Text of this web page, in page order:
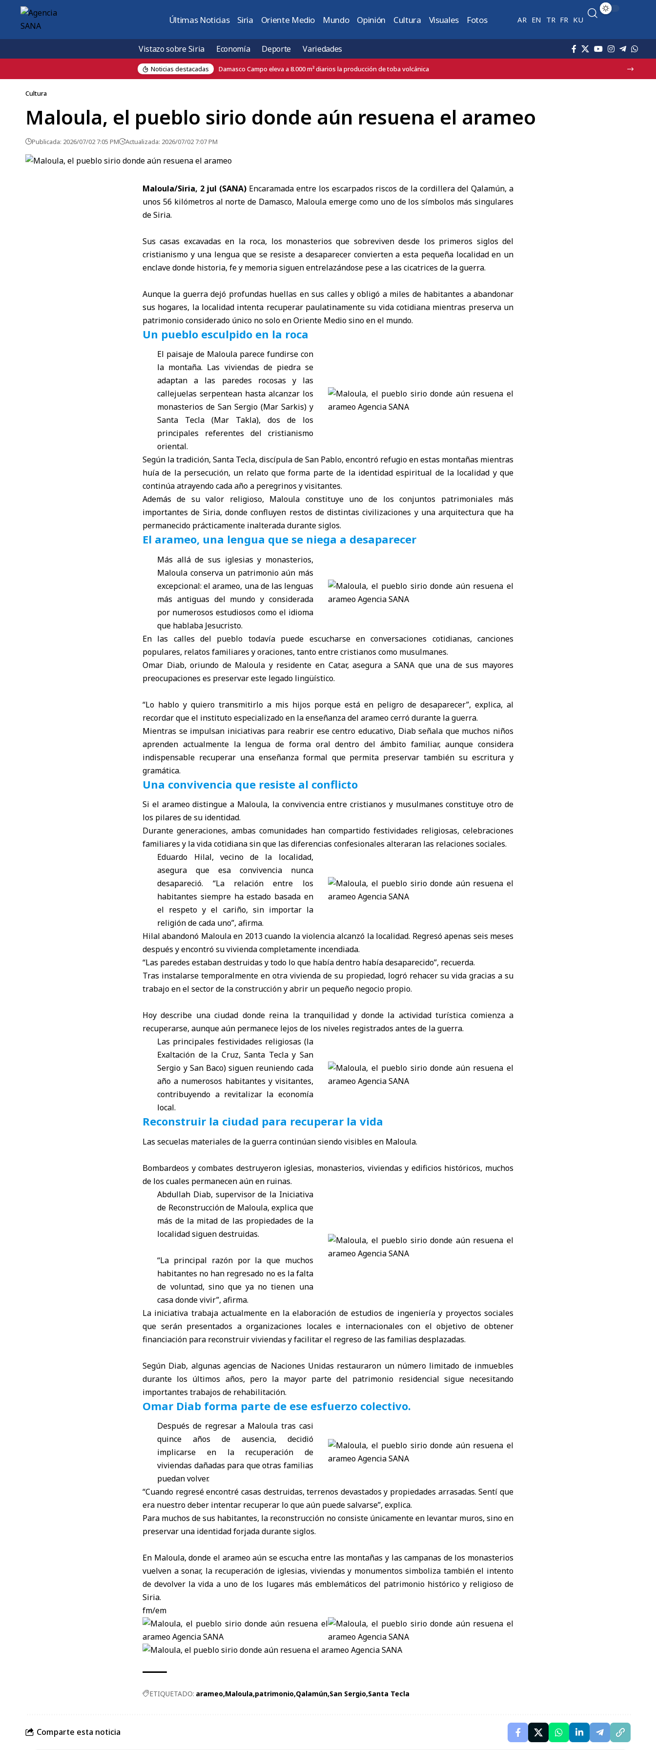
Últimas Noticias Siria Oriente Medio Mundo Opinión Cultura Visuales Fotos AR EN TR FR KU
Vistazo sobre Siria Economía Deporte Variedades
Noticias destacadas Al-Shaibani afirma que reabrir el aeropuerto prioriza la recuperación del este sirio
Cultura
Maloula, el pueblo sirio donde aún resuena el arameo
Publicada: 2026/07/02 7:05 PM Actualizada: 2026/07/02 7:07 PM
Maloula/Siria, 2 jul (SANA)Encaramada entre los escarpados riscos de la cordillera delQalamún, a
unos 56 kilómetros al norte de Damasco, Maloula emerge como uno de los símbolos más singulares
de Siria.
Sus casas excavadas en la roca, los monasterios que sobreviven desde los primeros siglos del
cristianismo y una lengua que se resiste a desaparecer convierten a esta pequeña localidad en un
enclave donde historia, fe y memoria siguen entrelazándose pese a las cicatrices de la guerra.
Aunque la guerra dejó profundas huellas en sus calles y obligó a miles de habitantes a abandonar
sus hogares, la localidad intenta recuperar paulatinamente su vida cotidiana mientras preserva un
patrimonioconsiderado único no solo en Oriente Medio sino en el mundo.
Un pueblo esculpido en la roca
El paisaje de Maloula parece fundirse con
la montaña. Las viviendas de piedra se
adaptan a las paredes rocosas y las
callejuelas serpentean hasta alcanzar los
monasterios deSan Sergio (Mar Sarkis) y
Santa Tecla (Mar Takla), dos de los
principales referentes del cristianismo
oriental.
Según la tradición, Santa Tecla, discípula de San Pablo, encontró refugio en estas montañas mientras
huía de la persecución, un relato que forma parte de la identidad espiritual de la localidad y que
continúa atrayendo cada año a peregrinos y visitantes.
Además de su valor religioso, Maloula constituye uno de los conjuntos patrimoniales más
importantes de Siria, donde confluyen restos de distintas civilizaciones y una arquitectura que ha
permanecido prácticamente inalterada durante siglos.
El arameo, una lengua que se niega a desaparecer
Más allá de sus iglesias y monasterios,
Maloula conserva un patrimonio aún más
excepcional: elarameo, una de las lenguas
más antiguas del mundo y considerada
por numerosos estudiosos como el idioma
que hablaba Jesucristo.
En las calles del pueblo todavía puede escucharse en conversaciones cotidianas, canciones
populares, relatos familiares y oraciones, tanto entre cristianos como musulmanes.
Omar Diab, oriundo de Maloula y residente en Catar, asegura a SANA que una de sus mayores
preocupaciones es preservar este legado lingüístico.
“Lo hablo y quiero transmitirlo a mis hijos porque está en peligro de desaparecer”, explica, al
recordar que el instituto especializado en la enseñanza del arameo cerró durante la guerra.
Mientras se impulsan iniciativas para reabrir ese centro educativo, Diab señala que muchos niños
aprenden actualmente la lengua de forma oral dentro del ámbito familiar, aunque considera
indispensable recuperar una enseñanza formal que permita preservar también su escritura y
gramática.
Una convivencia que resiste al conflicto
Si el arameo distingue a Maloula, la convivencia entre cristianos y musulmanes constituye otro de
los pilares de su identidad.
Durante generaciones, ambas comunidades han compartido festividades religiosas, celebraciones
familiares y la vida cotidiana sin que las diferencias confesionales alteraran las relaciones sociales.
Eduardo Hilal, vecino de la localidad,
asegura que esa convivencia nunca
desapareció. “La relación entre los
habitantes siempre ha estado basada en
el respeto y el cariño, sin importar la
religión de cada uno”, afirma.
Hilal abandonó Maloula en 2013 cuando la violencia alcanzó la localidad. Regresó apenas seis meses
después y encontró su vivienda completamente incendiada.
“Las paredes estaban destruidas y todo lo que había dentro había desaparecido”, recuerda.
Tras instalarse temporalmente en otra vivienda de su propiedad, logró rehacer su vida gracias a su
trabajo en el sector de la construcción y abrir un pequeño negocio propio.
Hoy describe una ciudad donde reina la tranquilidad y donde la actividad turística comienza a
recuperarse, aunque aún permanece lejos de los niveles registrados antes de la guerra.
Las principales festividades religiosas (la
Exaltación de la Cruz, Santa Tecla y San
Sergio y San Baco) siguen reuniendo cada
año a numerosos habitantes y visitantes,
contribuyendo a revitalizar la economía
local.
Reconstruir la ciudad para recuperar la vida
Las secuelas materiales de la guerra continúan siendo visibles en Maloula.
Bombardeos y combates destruyeron iglesias, monasterios, viviendas y edificios históricos, muchos
de los cuales permanecen aún en ruinas.
Abdullah Diab, supervisor de la Iniciativa
de Reconstrucción de Maloula, explica que
más de la mitad de las propiedades de la
localidad siguen destruidas.
“La principal razón por la que muchos
habitantes no han regresado no es la falta
de voluntad, sino que ya no tienen una
casa donde vivir”, afirma.
La iniciativa trabaja actualmente en la elaboración de estudios de ingeniería y proyectos sociales
que serán presentados a organizaciones locales e internacionales con el objetivo de obtener
financiación para reconstruir viviendas y facilitar el regreso de las familias desplazadas.
Según Diab, algunas agencias de Naciones Unidas restauraron un número limitado de inmuebles
durante los últimos años, pero la mayor parte del patrimonio residencial sigue necesitando
importantes trabajos de rehabilitación.
Omar Diab forma parte de ese esfuerzo colectivo.
Después de regresar a Maloula tras casi
quince años de ausencia, decidió
implicarse en la recuperación de
viviendas dañadas para que otras familias
puedan volver.
“Cuando regresé encontré casas destruidas, terrenos devastados y propiedades arrasadas. Sentí que
era nuestro deber intentar recuperar lo que aún puede salvarse”, explica.
Para muchos de sus habitantes, la reconstrucción no consiste únicamente en levantar muros, sino en
preservar una identidad forjada durante siglos.
En Maloula, donde el arameo aún se escucha entre las montañas y las campanas de los monasterios
vuelven a sonar, la recuperación de iglesias, viviendas y monumentos simboliza también el intento
de devolver la vida a uno de los lugares más emblemáticos del patrimonio histórico y religioso de
Siria.
fm/em
ETIQUETADO: arameo Maloula patrimonio Qalamún San Sergio Santa Tecla
Comparte esta noticia